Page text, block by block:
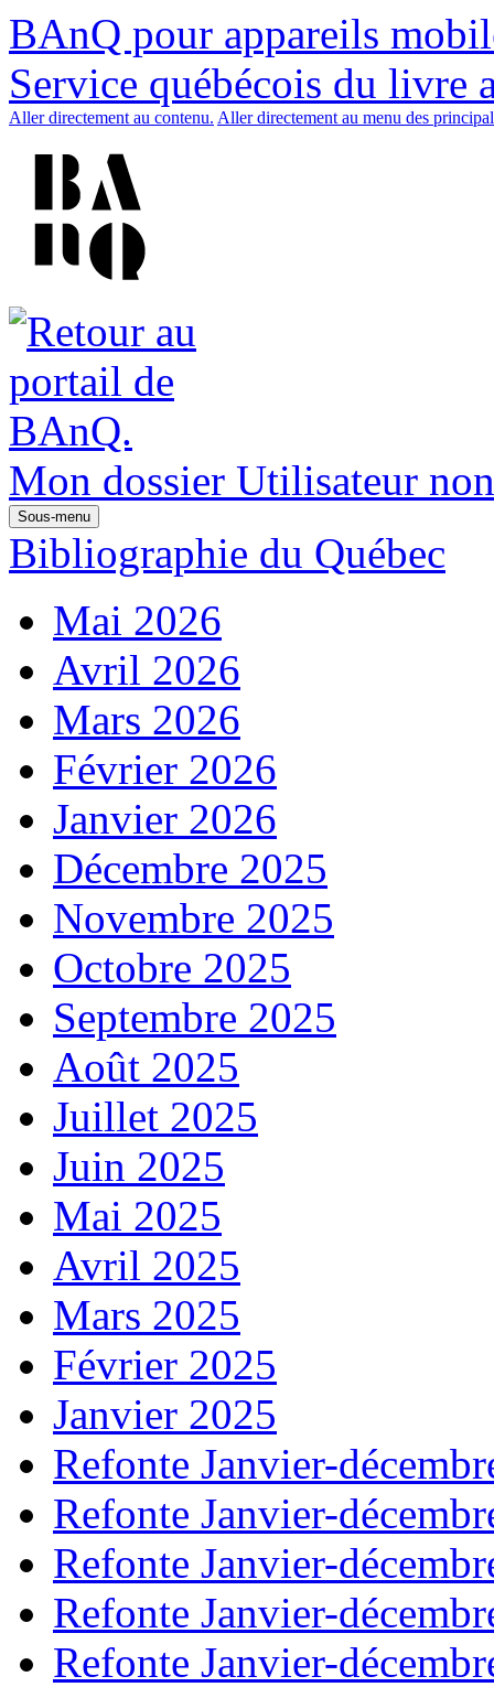
BAnQ pour appareils
Service québécois du livre
Aller directement au contenu. Aller directement au menu des
Mon dossier Utilisateur
Sous-menu
Bibliographie du Québec
Mai 2026
Avril 2026
Mars 2026
Février 2026
Janvier 2026
Décembre 2025
Novembre 2025
Octobre 2025
Septembre 2025
Août 2025
Juillet 2025
Juin 2025
Mai 2025
Avril 2025
Mars 2025
Février 2025
Janvier 2025
Refonte Janvier-
Refonte Janvier-
Refonte Janvier-
Refonte Janvier-
Refonte Janvier-